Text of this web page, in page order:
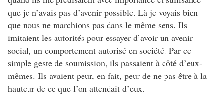
que je n’avais pas d’avenir possible. Là je voyais bien
que nous ne marchions pas dans le même sens. Ils
imitaient les autorités pour essayer d’avoir un avenir
social, un comportement autorisé en société. Par ce
simple geste de soumission, ils passaient à côté d’eux-
mêmes. Ils avaient peur, en fait, peur de ne pas être à la
hauteur de ce que l’on attendait d’eux.